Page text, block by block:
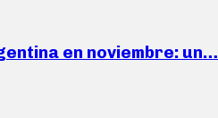
en noviembre: un…